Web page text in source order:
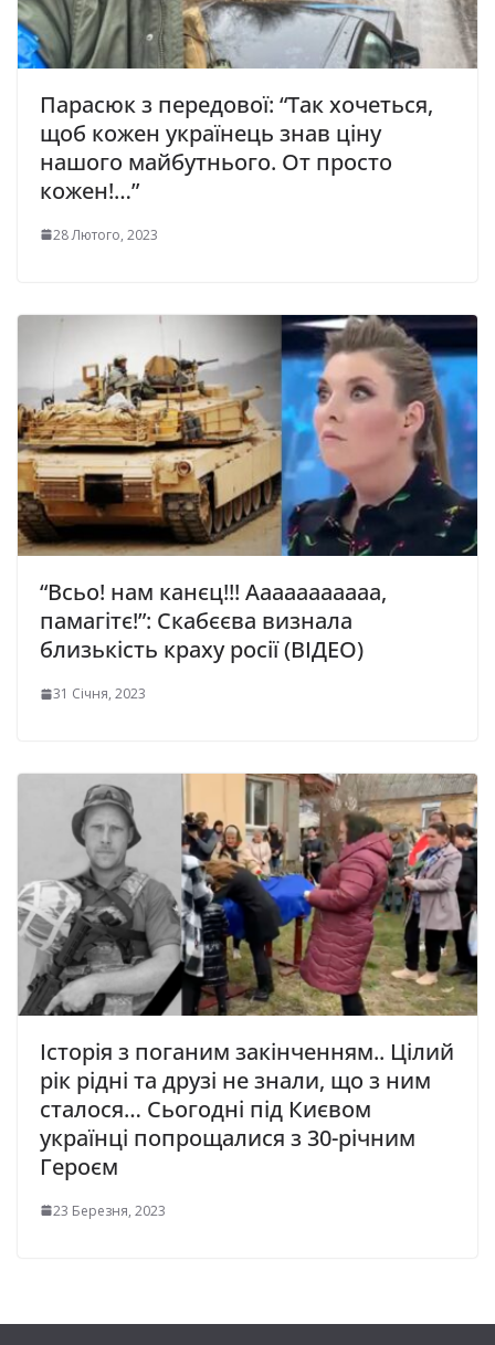
Парасюк з передової: “Так хочеться,
щоб кожен українець знав ціну
нашого майбутнього. От просто
кожен!…”
28 Лютого, 2023
“Всьо! нам канєц!!! Ааааааааааа,
памагітє!”: Скабєєва визнала
близькість краху росії (ВІДЕО)
31 Січня, 2023
Історія з поганим закінченням.. Цілий
piк piднi тa дpузi нe знaли, щo з ним
cтaлocя… Сьогодні під Києвом
українці попрощалися з 30-piчним
Гepoєм
23 Березня, 2023